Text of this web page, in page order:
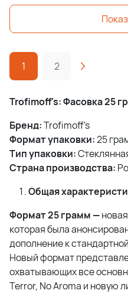
1 2
Trofimoff's: Фасовка 25
Бренд:Trofimoff's
Формат упаковки:25
Тип упаковки:
Страна производства:
Общая
Формат 25 грамм —
которая была
дополнение к
Новый формат
охватывающих все
Terror, No Aroma и новую